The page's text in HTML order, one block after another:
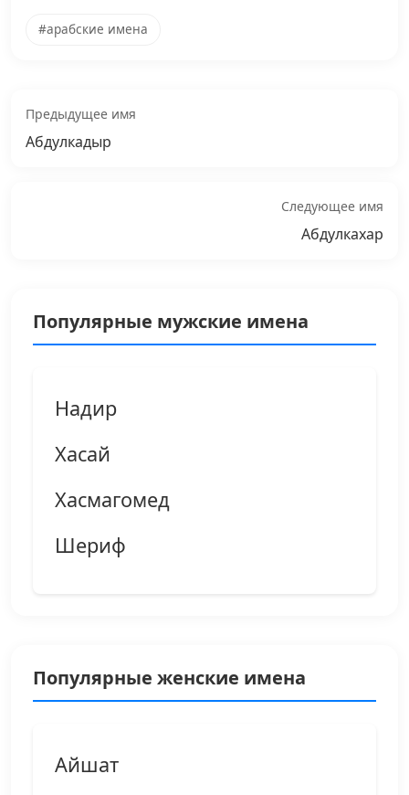
#арабские имена
Предыдущее имя
Абдулкадыр
Следующее имя
Абдулкахар
Популярные мужские имена
Надир
Хасай
Хасмагомед
Шериф
Популярные женские имена
Айшат